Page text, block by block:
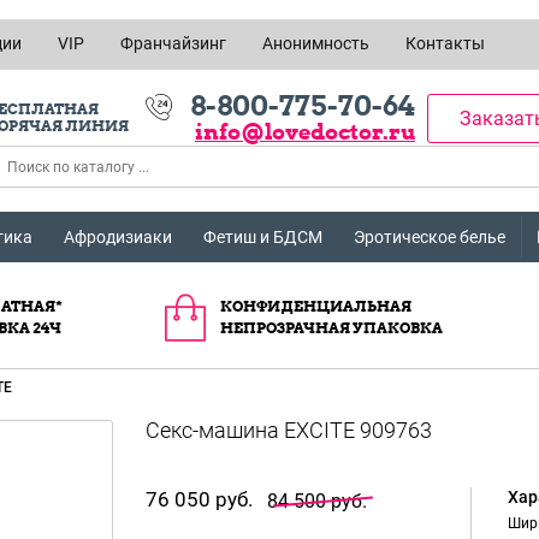
VIP Франчайзинг Анонимность Контакты
ЛИНИЯ
8-800-775-70-64
info@lovedoctor.ru
Афродизиаки Фетиш и БДСМ Эротическое белье
24Ч
КОНФИДЕНЦИАЛЬНАЯ
НЕПРОЗРАЧНАЯ УПАКОВКА
76 050 руб. 84 500 руб.